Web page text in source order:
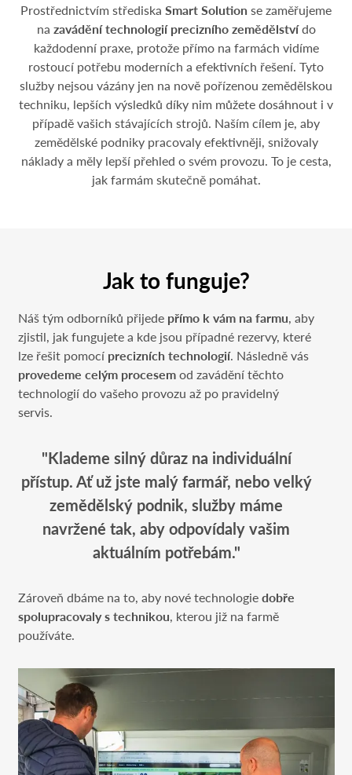
Prostřednictvím střediska Smart Solution se zaměřujeme
na zavádění technologií precizního zemědělstvído
každodenní praxe, protože přímo na farmách vidíme
rostoucí potřebu moderních a efektivních řešení. Tyto
služby nejsou vázány jen na nově pořízenou zemědělskou
techniku, lepších výsledků díky nim můžete dosáhnout i v
případě vašich stávajících strojů. Naším cílem je, aby
zemědělské podniky pracovaly efektivněji, snižovaly
náklady a měly lepší přehled o svém provozu. To je cesta,
jak farmám skutečně pomáhat.
Jak to funguje?
Náš tým odborníků přijede přímo k vám na farmu, aby
zjistil, jak fungujete a kde jsou případné rezervy, které
lze řešit pomocí precizních technologií. Následně vás
provedeme celým procesemod zavádění těchto
technologií do vašeho provozu až po pravidelný
servis.
"Klademe silný důraz na individuální
přístup. Ať už jste malý farmář, nebo velký
zemědělský podnik, služby máme
navržené tak, aby odpovídaly vašim
aktuálním potřebám."
Zároveň dbáme na to, aby nové technologiedobře
spolupracovaly s technikou, kterou již na farmě
používáte.